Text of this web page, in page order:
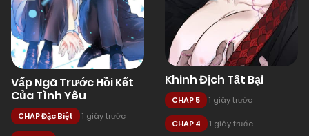
Vấp Ngã Trước Hồi Kết
Của Tình Yêu
CHAP Đặc Biệt 1 giây trước
Khinh Địch Tất Bại
CHAP 5 1 giây trước
CHAP 4 1 giây trước